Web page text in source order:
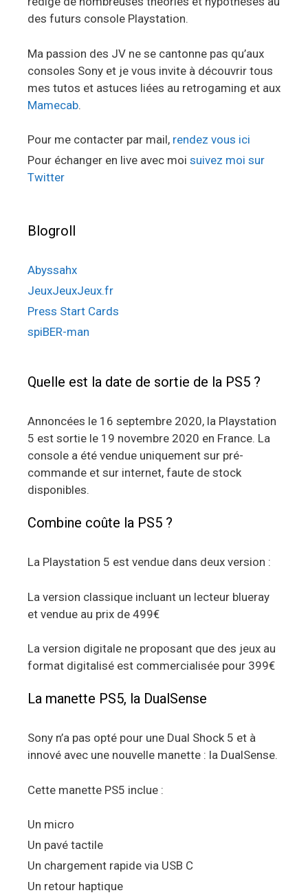
des futurs console Playstation.
Ma passion des JV ne se cantonne pas qu’aux
consoles Sony et je vous invite à découvrir tous
mes tutos et astuces liées au retrogaming et aux
Mamecab.
Pour me contacter par mail, rendez vous ici
Pour échanger en live avec moi suivez moi sur
Twitter
Blogroll
Abyssahx
JeuxJeuxJeux.fr
Press Start Cards
spiBER-man
Quelle est la date de sortie de la PS5 ?
Annoncées le 16 septembre 2020, la Playstation
5 est sortie le 19 novembre 2020 en France. La
console a été vendue uniquement sur pré-
commande et sur internet, faute de stock
disponibles.
Combine coûte la PS5 ?
La Playstation 5 est vendue dans deux version :
La version classique incluant un lecteur blueray
et vendue au prix de 499€
La version digitale ne proposant que des jeux au
format digitalisé est commercialisée pour 399€
La manette PS5, la DualSense
Sony n’a pas opté pour une Dual Shock 5 et à
innové avec une nouvelle manette : la DualSense.
Cette manette PS5 inclue :
Un micro
Un pavé tactile
Un chargement rapide via USB C
Un retour haptique